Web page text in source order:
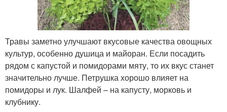
Травы заметно улучшают вкусовые качества овощных
культур, особенно душица и майоран. Если посадить
рядом с капустой и помидорами мяту, то их вкус станет
значительно лучше. Петрушка хорошо влияет на
помидоры и лук. Шалфей – на капусту, морковь и
клубнику.